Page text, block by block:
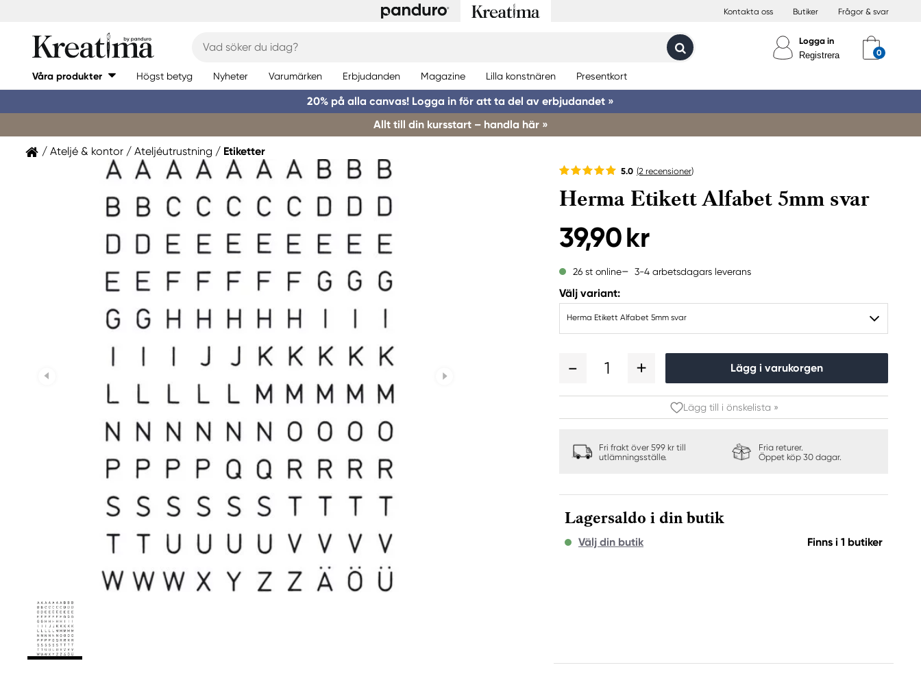
Kontakta oss Butiker Frågor & svar
Logga in
Registrera
Våra produkter Högst betyg Nyheter Varumärken Erbjudanden Magazine Lilla konstnären Presentkort
20% på alla canvas! Logga in för att ta del av erbjudandet »
Allt till din kursstart – handla här »
Ateljé & kontor Ateljéutrustning Etiketter
5.0 (2 recensioner)
Herma Etikett Alfabet 5mm svar
39,90 kr
26 st online 3-4 arbetsdagars leverans
Välj variant:
Herma Etikett Alfabet 5mm svar
1 Lägg i varukorgen
Lägg till i önskelista »
Fri frakt över 599 kr till
utlämningsställe.
Fria returer.
Öppet köp 30 dagar.
Lagersaldo i din butik
Välj din butik Finns i 1 butiker